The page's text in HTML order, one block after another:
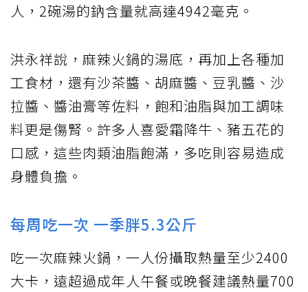
人，2碗湯的鈉含量就高達4942毫克。
洪永祥說，麻辣火鍋的湯底，再加上各種加
工食材，還有沙茶醬、胡麻醬、豆乳醬、沙
拉醬、醬油膏等佐料，飽和油脂與加工調味
料更是傷腎。許多人喜愛霜降牛、豬五花的
口感，這些肉類油脂飽滿，多吃則容易造成
身體負擔。
每周吃一次 一季胖5.3公斤
吃一次麻辣火鍋，一人份攝取熱量至少2400
大卡，遠超過成年人午餐或晚餐建議熱量700